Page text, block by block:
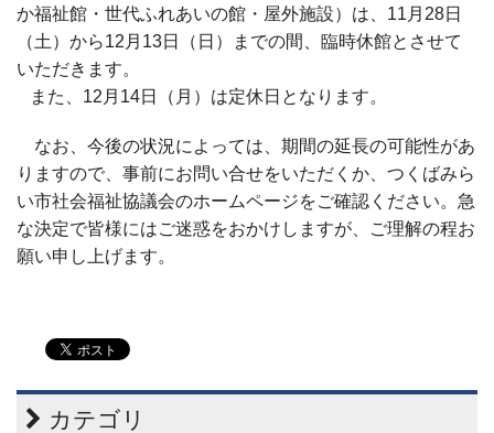
か福祉館・世代ふれあいの館・屋外施設）は、11月28日
（土）から12月13日（日）までの間、臨時休館とさせて
いただきます。
また、12月14日（月）は定休日となります。
なお、今後の状況によっては、期間の延長の可能性があ
りますので、事前にお問い合せをいただくか、つくばみら
い市社会福祉協議会のホームページをご確認ください。急
な決定で皆様にはご迷惑をおかけしますが、ご理解の程お
願い申し上げます。
カテゴリ